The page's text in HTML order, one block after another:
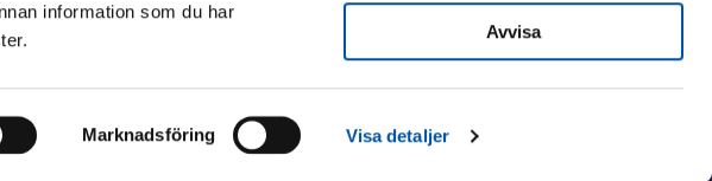
information som du har
Marknadsföring Visa detaljer
Avvisa